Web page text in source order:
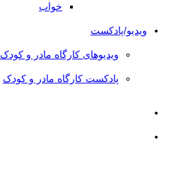
خواب
ویدیو/پادکست
ویدیوهای کارگاه مادر و کودک
پادکست کارگاه مادر و کودک